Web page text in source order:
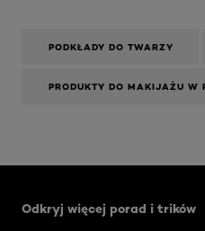
PODKŁADY DO TWARZY
PRODUKTY DO MAKIJAŻU W
Odkryj więcej porad i trików